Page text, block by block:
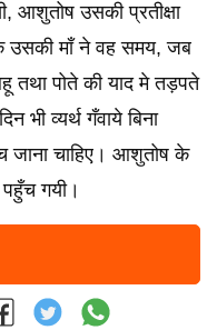
उसकी प्रतीक्षा
उसकी माँ ने वह समय, जब
तथा पोते की याद मे तड़पते
भी व्यर्थ गँवाये बिना
जाना चाहिए। आशुतोष के
गयी।